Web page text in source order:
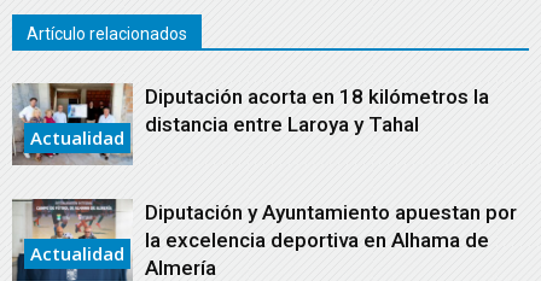
Artículo relacionados
Actualidad
Diputación acorta en 18 kilómetros la
distancia entre Laroya y Tahal
Actualidad
Diputación y Ayuntamiento apuestan por
la excelencia deportiva en Alhama de
Almería